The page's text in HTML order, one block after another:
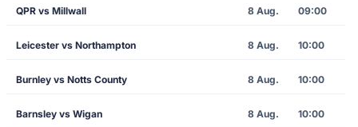
QPR vs Millwall 8 Aug. 09:00
Leicester vs Northampton 8 Aug. 10:00
Burnley vs Notts County 8 Aug. 10:00
Barnsley vs Wigan 8 Aug. 10:00